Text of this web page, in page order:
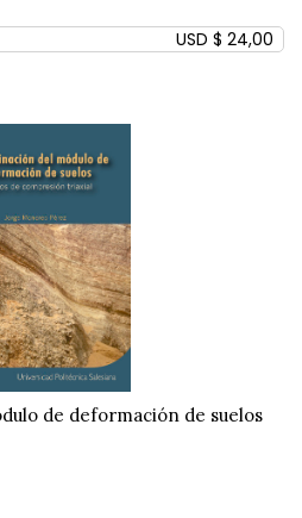
USD $ 24,00
de deformación de suelos